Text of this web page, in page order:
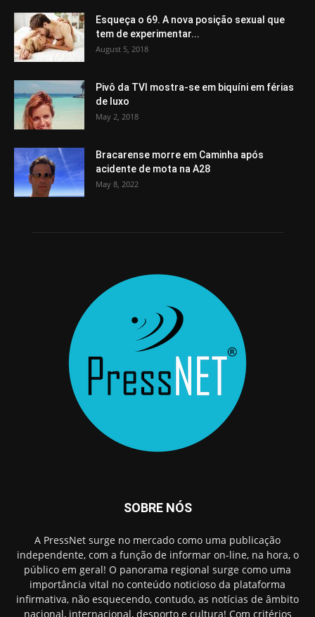
Esqueça o 69. A nova posição sexual que
tem de experimentar...
August 5, 2018
Pivô da TVI mostra-se em biquíni em férias
de luxo
May 2, 2018
Bracarense morre em Caminha após
acidente de mota na A28
May 8, 2022
SOBRE NÓS
A PressNet surge no mercado como uma publicação
independente, com a função de informar on-line, na hora, o
público em geral! O panorama regional surge como uma
importância vital no conteúdo noticioso da plataforma
infirmativa, não esquecendo, contudo, as notícias de âmbito
nacional, internacional, desporto e cultura! Com critérios